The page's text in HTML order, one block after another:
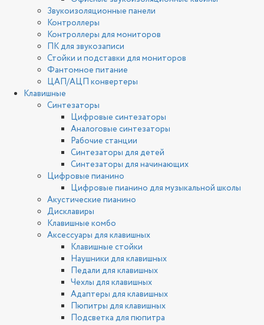
Звукоизоляционные панели
Контроллеры
Контроллеры для мониторов
ПК для звукозаписи
Стойки и подставки для мониторов
Фантомное питание
ЦАП/АЦП конвертеры
Клавишные
Синтезаторы
Цифровые синтезаторы
Аналоговые синтезаторы
Рабочие станции
Синтезаторы для детей
Синтезаторы для начинающих
Цифровые пианино
Цифровые пианино для музыкальной школы
Акустические пианино
Дисклавиры
Клавишные комбо
Аксессуары для клавишных
Клавишные стойки
Наушники для клавишных
Педали для клавишных
Чехлы для клавишных
Адаптеры для клавишных
Пюпитры для клавишных
Подсветка для пюпитра